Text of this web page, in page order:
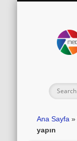
Ana Sayfa »
yapın